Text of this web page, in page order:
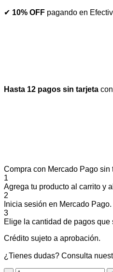
✔ 10% OFF pagando en
Hasta 12 pagos sin tarjeta
Compra con Mercado Pago sin
1
Agrega tu producto al carrito y
2
Inicia sesión en Mercado Pago.
3
Elige la cantidad de pagos que
Crédito sujeto a aprobación.
¿Tienes dudas? Consulta